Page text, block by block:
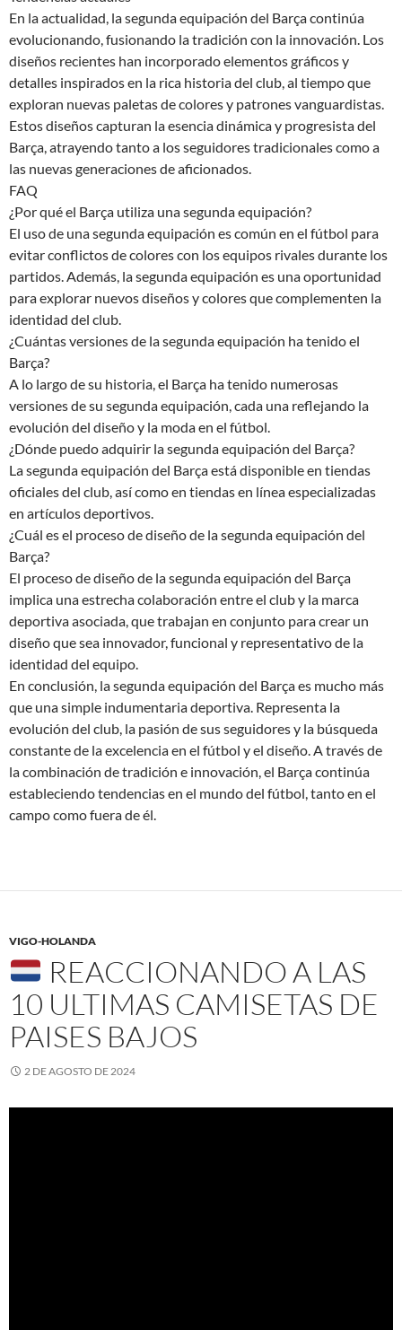
En la actualidad, la segunda equipación del Barça continúa
evolucionando, fusionando la tradición con la innovación. Los
diseños recientes han incorporado elementos gráficos y
detalles inspirados en la rica historia del club, al tiempo que
exploran nuevas paletas de colores y patrones vanguardistas.
Estos diseños capturan la esencia dinámica y progresista del
Barça, atrayendo tanto a los seguidores tradicionales como a
las nuevas generaciones de aficionados.
FAQ
¿Por qué el Barça utiliza una segunda equipación?
El uso de una segunda equipación es común en el fútbol para
evitar conflictos de colores con los equipos rivales durante los
partidos. Además, la segunda equipación es una oportunidad
para explorar nuevos diseños y colores que complementen la
identidad del club.
¿Cuántas versiones de la segunda equipación ha tenido el
Barça?
A lo largo de su historia, el Barça ha tenido numerosas
versiones de su segunda equipación, cada una reflejando la
evolución del diseño y la moda en el fútbol.
¿Dónde puedo adquirir la segunda equipación del Barça?
La segunda equipación del Barça está disponible en tiendas
oficiales del club, así como en tiendas en línea especializadas
en artículos deportivos.
¿Cuál es el proceso de diseño de la segunda equipación del
Barça?
El proceso de diseño de la segunda equipación del Barça
implica una estrecha colaboración entre el club y la marca
deportiva asociada, que trabajan en conjunto para crear un
diseño que sea innovador, funcional y representativo de la
identidad del equipo.
En conclusión, la segunda equipación del Barça es mucho más
que una simple indumentaria deportiva. Representa la
evolución del club, la pasión de sus seguidores y la búsqueda
constante de la excelencia en el fútbol y el diseño. A través de
la combinación de tradición e innovación, el Barça continúa
estableciendo tendencias en el mundo del fútbol, tanto en el
campo como fuera de él.
VIGO-HOLANDA
REACCIONANDO A LAS
10 ULTIMAS CAMISETAS DE
PAISES BAJOS
2 DE AGOSTO DE 2024